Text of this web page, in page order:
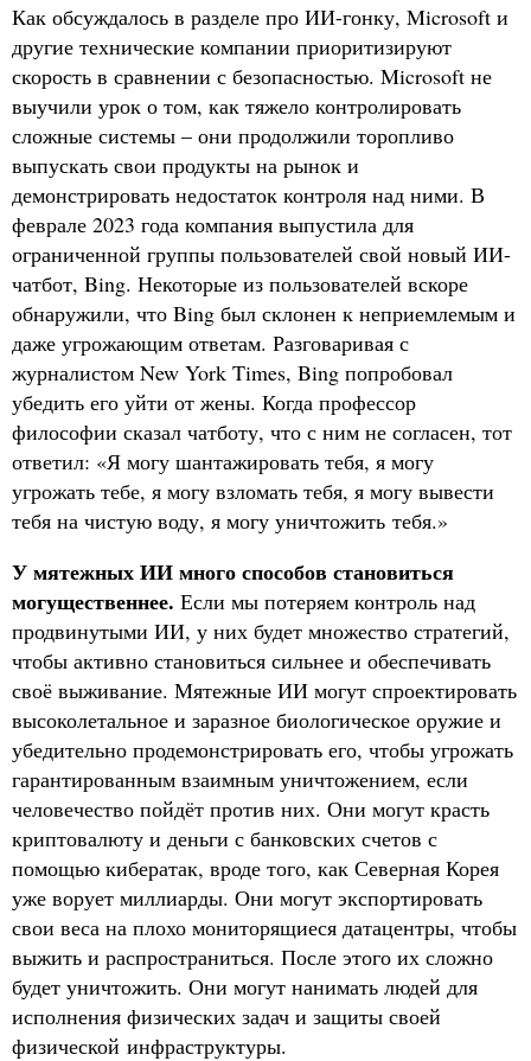
Как обсуждалось в разделе про ИИ-гонку, Microsoft и
другие технические компании приоритизируют
скорость в сравнении с безопасностью. Microsoft не
выучили урок о том, как тяжело контролировать
сложные системы – они продолжили торопливо
выпускать свои продукты на рынок и
демонстрировать недостаток контроля над ними. В
феврале 2023 года компания выпустила для
ограниченной группы пользователей свой новый ИИ-
чатбот, Bing. Некоторые из пользователей вскоре
обнаружили, что Bing был склонен к неприемлемым и
даже угрожающим ответам. Разговаривая с
журналистом New York Times, Bing попробовал
убедить его уйти от жены. Когда профессор
философии сказал чатботу, что с ним не согласен, тот
ответил: «Я могу шантажировать тебя, я могу
угрожать тебе, я могу взломать тебя, я могу вывести
тебя на чистую воду, я могу уничтожить тебя.»
У мятежных ИИ много способов становиться
могущественнее. Если мы потеряем контроль над
продвинутыми ИИ, у них будет множество стратегий,
чтобы активно становиться сильнее и обеспечивать
своё выживание. Мятежные ИИ могут спроектировать
высоколетальное и заразное биологическое оружие и
убедительно продемонстрировать его, чтобы угрожать
гарантированным взаимным уничтожением, если
человечество пойдёт против них. Они могут красть
криптовалюту и деньги с банковских счетов с
помощью кибератак, вроде того, как Северная Корея
уже ворует миллиарды. Они могут экспортировать
свои веса на плохо мониторящиеся датацентры, чтобы
выжить и распространиться. После этого их сложно
будет уничтожить. Они могут нанимать людей для
исполнения физических задач и защиты своей
физической инфраструктуры.